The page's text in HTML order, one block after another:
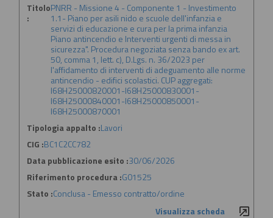
Titolo
:
PNRR - Missione 4 - Componente 1 - Investimento
1.1- Piano per asili nido e scuole dell'infanzia e
servizi di educazione e cura per la prima infanzia
Piano antincendio e Interventi urgenti di messa in
sicurezza". Procedura negoziata senza bando ex art.
50, comma 1, lett. c), D.Lgs. n. 36/2023 per
l'affidamento di interventi di adeguamento alle norme
antincendio - edifici scolastici. CUP aggregati:
I68H25000820001-I68H25000830001-
I68H25000840001-I68H25000850001-
I68H25000870001
Tipologia appalto :Lavori
CIG :BC1C2CC782
Data pubblicazione esito :30/06/2026
Riferimento procedura :G01525
Stato :Conclusa - Emesso contratto/ordine
Visualizza scheda